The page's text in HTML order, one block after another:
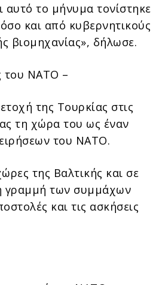
αυτό το μήνυμα τονίστηκε
και από κυβερνητικούς
βιομηχανίας», δήλωσε.
του ΝΑΤΟ –
της Τουρκίας στις
τη χώρα του ως έναν
του ΝΑΤΟ.
της Βαλτικής και σε
γραμμή των συμμάχων
και τις ασκήσεις